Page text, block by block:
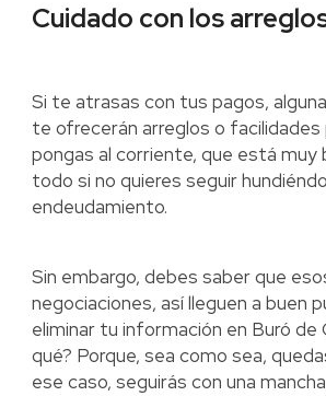
Cuidado con los
Si te atrasas con tus pagos,
te ofrecerán arreglos o facilidades
pongas al corriente, que está muy
todo si no quieres seguir
endeudamiento.
Sin embargo, debes saber que
negociaciones, así lleguen a buen
eliminar tu información en Buró de
qué? Porque, sea como sea,
ese caso, seguirás con una